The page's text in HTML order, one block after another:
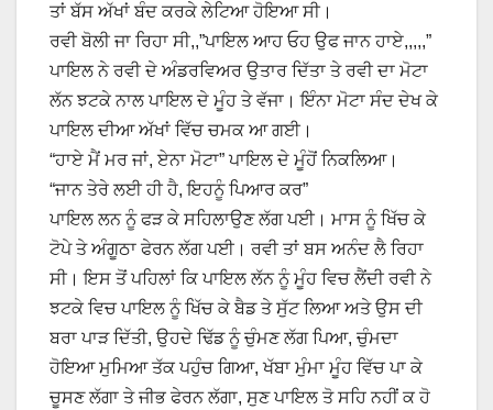
ਤਾਂ ਬੱਸ ਅੱਖਾਂ ਬੰਦ ਕਰਕੇ ਲੇਟਿਆ ਹੋਇਆ ਸੀ।
ਰਵੀ ਬੋਲੀ ਜਾ ਰਿਹਾ ਸੀ,,”ਪਾਇਲ ਆਹ ਓਹ ਉਫ ਜਾਨ ਹਾਏ,,,,,”
ਪਾਇਲ ਨੇ ਰਵੀ ਦੇ ਅੰਡਰਵਿਅਰ ਉਤਾਰ ਦਿੱਤਾ ਤੇ ਰਵੀ ਦਾ ਮੋਟਾ
ਲੱਨ ਝਟਕੇ ਨਾਲ ਪਾਇਲ ਦੇ ਮੂੰਹ ਤੇ ਵੱਜਾ। ਇੰਨਾ ਮੋਟਾ ਸੰਦ ਦੇਖ ਕੇ
ਪਾਇਲ ਦੀਆ ਅੱਖਾਂ ਵਿੱਚ ਚਮਕ ਆ ਗਈ।
“ਹਾਏ ਮੈਂ ਮਰ ਜਾਂ, ਏਨਾ ਮੋਟਾ” ਪਾਇਲ ਦੇ ਮੂੰਹੋਂ ਨਿਕਲਿਆ।
“ਜਾਨ ਤੇਰੇ ਲਈ ਹੀ ਹੈ, ਇਹਨੂੰ ਪਿਆਰ ਕਰ”
ਪਾਇਲ ਲਨ ਨੂੰ ਫੜ ਕੇ ਸਹਿਲਾਉਣ ਲੱਗ ਪਈ। ਮਾਸ ਨੂੰ ਖਿੱਚ ਕੇ
ਟੋਪੇ ਤੇ ਅੰਗੂਠਾ ਫੇਰਨ ਲੱਗ ਪਈ। ਰਵੀ ਤਾਂ ਬਸ ਅਨੰਦ ਲੈ ਰਿਹਾ
ਸੀ। ਇਸ ਤੋਂ ਪਹਿਲਾਂ ਕਿ ਪਾਇਲ ਲੱਨ ਨੂੰ ਮੂੰਹ ਵਿਚ ਲੈਂਦੀ ਰਵੀ ਨੇ
ਝਟਕੇ ਵਿਚ ਪਾਇਲ ਨੂੰ ਖਿੱਚ ਕੇ ਬੈਡ ਤੇ ਸੁੱਟ ਲਿਆ ਅਤੇ ਉਸ ਦੀ
ਬਰਾ ਪਾੜ ਦਿੱਤੀ, ਉਹਦੇ ਢਿੱਡ ਨੂੰ ਚੁੰਮਣ ਲੱਗ ਪਿਆ, ਚੁੰਮਦਾ
ਹੋਇਆ ਮੁਮਿਆ ਤੱਕ ਪਹੁੰਚ ਗਿਆ, ਖੱਬਾ ਮੁੰਮਾ ਮੂੰਹ ਵਿੱਚ ਪਾ ਕੇ
ਚੂਸਣ ਲੱਗਾ ਤੇ ਜੀਭ ਫੇਰਨ ਲੱਗਾ, ਸੁਣ ਪਾਇਲ ਤੋ ਸਹਿ ਨਹੀਂ ਕ ਹੋ